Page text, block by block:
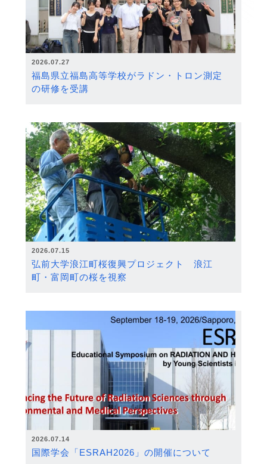
2026.07.27
福島県立福島高等学校がラドン・トロン測定
の研修を受講
2026.07.15
弘前大学浪江町桜復興プロジェクト 浪江
町・富岡町の桜を視察
2026.07.14
国際学会「ESRAH2026」の開催について